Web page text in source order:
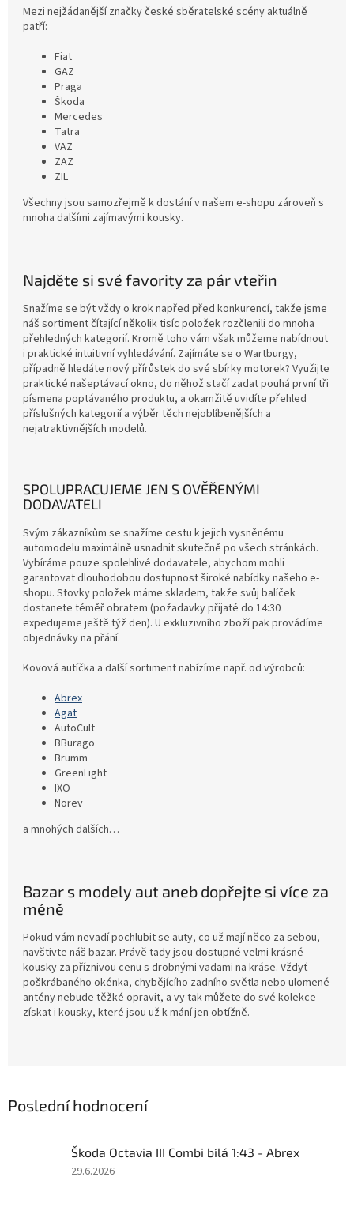
Mezi nejžádanější značky české sběratelské scény aktuálně
patří:
Fiat
GAZ
Praga
Škoda
Mercedes
Tatra
VAZ
ZAZ
ZIL
Všechny jsou samozřejmě k dostání v našem e-shopu zároveň s
mnoha dalšími zajímavými kousky.
Najděte si své favority za pár vteřin
Snažíme se být vždy o krok napřed před konkurencí, takže jsme
náš sortiment čítající několik tisíc položek rozčlenili do mnoha
přehledných kategorií. Kromě toho vám však můžeme nabídnout
i praktické intuitivní vyhledávání. Zajímáte se o Wartburgy,
případně hledáte nový přírůstek do své sbírky motorek? Využijte
praktické našeptávací okno, do něhož stačí zadat pouhá první tři
písmena poptávaného produktu, a okamžitě uvidíte přehled
příslušných kategorií a výběr těch nejoblíbenějších a
nejatraktivnějších modelů.
SPOLUPRACUJEME JEN S OVĚŘENÝMI
DODAVATELI
Svým zákazníkům se snažíme cestu k jejich vysněnému
automodelu maximálně usnadnit skutečně po všech stránkách.
Vybíráme pouze spolehlivé dodavatele, abychom mohli
garantovat dlouhodobou dostupnost široké nabídky našeho e-
shopu. Stovky položek máme skladem, takže svůj balíček
dostanete téměř obratem (požadavky přijaté do 14:30
expedujeme ještě týž den). U exkluzivního zboží pak provádíme
objednávky na přání.
Kovová autíčka a další sortiment nabízíme např. od výrobců:
Abrex
Agat
AutoCult
BBurago
Brumm
GreenLight
IXO
Norev
a mnohých dalších…
Bazar s modely aut aneb dopřejte si více za
méně
Pokud vám nevadí pochlubit se auty, co už mají něco za sebou,
navštivte náš bazar. Právě tady jsou dostupné velmi krásné
kousky za příznivou cenu s drobnými vadami na kráse. Vždyť
poškrábaného okénka, chybějícího zadního světla nebo ulomené
antény nebude těžké opravit, a vy tak můžete do své kolekce
získat i kousky, které jsou už k mání jen obtížně.
Poslední hodnocení
Škoda Octavia III Combi bílá 1:43 - Abrex
Hodnocení
29.6.2026